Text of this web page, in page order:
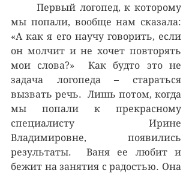
мы попали, вообще нам сказала:
«А как я его научу говорить, если
он молчит и не хочет повторять
мои слова?»  Как будто это не
задача логопеда – стараться
вызвать речь.  Лишь потом, когда
мы попали к прекрасному
специалисту Ирине
Владимировне, появились
результаты.  Ваня ее любит и
бежит на занятия с радостью. Она